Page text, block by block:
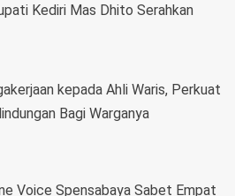
Kediri Mas Dhito Serahkan
kepada Ahli Waris, Perkuat
Bagi Warganya
Voice Spensabaya Sabet Empat